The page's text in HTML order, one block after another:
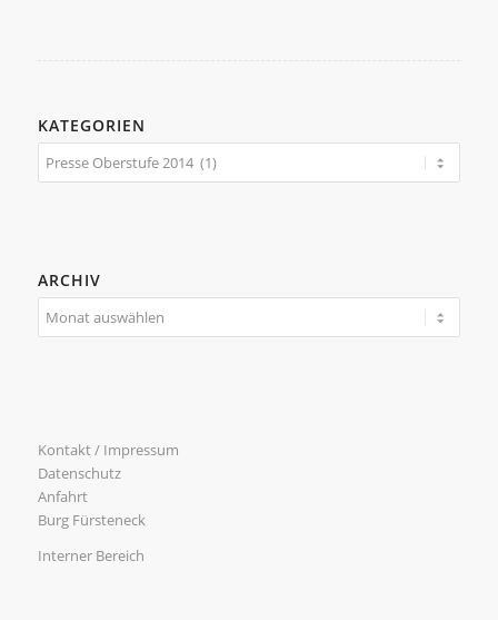
KATEGORIEN
Kategorien
ARCHIV
Kontakt / Impressum
Datenschutz
Anfahrt
Burg Fürsteneck
Interner Bereich